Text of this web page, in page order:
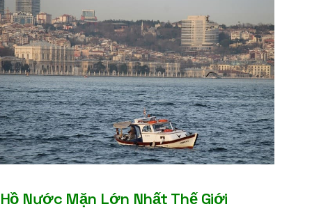
Hồ Nước Mặn Lớn Nhất Thế Giới